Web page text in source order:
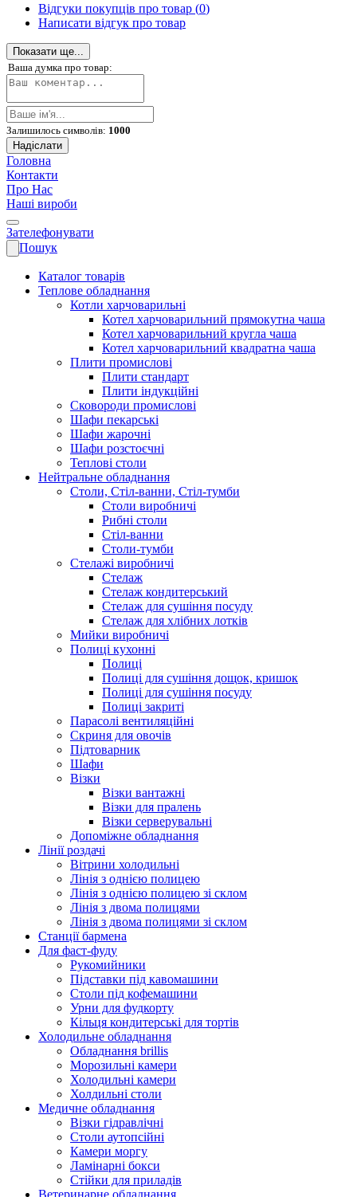
Відгуки покупців про товар (0)
Написати відгук про товар
Показати ще...
Ваша думка про товар:
Залишилось символів: 1000
Надіслати
Головна
Контакти
Про Нас
Наші вироби
Зателефонувати
Пошук
Каталог товарів
Теплове обладнання
Котли харчоварильні
Котел харчоварильний прямокутна чаша
Котел харчоварильний кругла чаша
Котел харчоварильний квадратна чаша
Плити промислові
Плити стандарт
Плити індукційні
Сковороди промислові
Шафи пекарські
Шафи жарочні
Шафи розстоєчні
Теплові столи
Нейтральне обладнання
Столи, Стіл-ванни, Стіл-тумби
Столи виробничі
Рибні столи
Стіл-ванни
Столи-тумби
Стелажі виробничі
Стелаж
Стелаж кондитерський
Стелаж для сушіння посуду
Стелаж для хлібних лотків
Мийки виробничі
Полиці кухонні
Полиці
Полиці для сушіння дощок, кришок
Полиці для сушіння посуду
Полиці закриті
Парасолі вентиляційні
Скриня для овочів
Підтоварник
Шафи
Візки
Візки вантажні
Візки для пралень
Візки серверувальні
Допоміжне обладнання
Лінії роздачі
Вітрини холодильні
Лінія з однією полицею
Лінія з однією полицею зі склом
Лінія з двома полицями
Лінія з двома полицями зі склом
Станції бармена
Для фаст-фуду
Рукомийники
Підставки під кавомашини
Столи під кофемашини
Урни для фудкорту
Кільця кондитерські для тортів
Холодильне обладнання
Обладнання brillis
Морозильні камери
Холодильні камери
Холдильні столи
Медичне обладнання
Візки гідравлічні
Столи аутопсійні
Камери моргу
Ламінарні бокси
Стійки для приладів
Ветеринарне обладнання